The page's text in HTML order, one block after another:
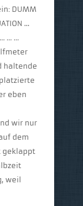
DUMM
…
… …
haltende
eben
wir nur
dem
geklappt
weil